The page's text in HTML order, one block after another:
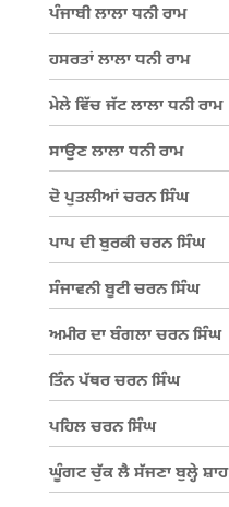
ਪੰਜਾਬੀ ਲਾਲਾ ਧਨੀ ਰਾਮ
ਹਸਰਤਾਂ ਲਾਲਾ ਧਨੀ ਰਾਮ
ਮੇਲੇ ਵਿੱਚ ਜੱਟ ਲਾਲਾ ਧਨੀ ਰਾਮ
ਸਾਉਣ ਲਾਲਾ ਧਨੀ ਰਾਮ
ਦੋ ਪੁਤਲੀਆਂ ਚਰਨ ਸਿੰਘ
ਪਾਪ ਦੀ ਬੁਰਕੀ ਚਰਨ ਸਿੰਘ
ਸੰਜਾਵਨੀ ਬੂਟੀ ਚਰਨ ਸਿੰਘ
ਅਮੀਰ ਦਾ ਬੰਗਲਾ ਚਰਨ ਸਿੰਘ
ਤਿੰਨ ਪੱਥਰ ਚਰਨ ਸਿੰਘ
ਪਹਿਲ ਚਰਨ ਸਿੰਘ
ਘੂੰਗਟ ਚੁੱਕ ਲੈ ਸੱਜਣਾ ਬੁਲ੍ਹੇ ਸ਼ਾਹ